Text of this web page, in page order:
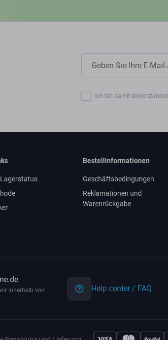
Ich bin damit
Bestellinformationen
Geschäftsbedingungen
Reklamationen und
Warenrückgabe
innerhalb von
Help center / FAQ